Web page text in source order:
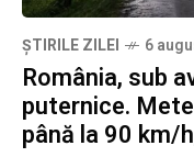
ȘTIRILE ZILEI 6
România, sub
puternice.
până la 90 km/